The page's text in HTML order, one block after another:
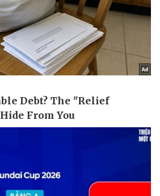
Vũ khí
Việt Nam
Phân tích